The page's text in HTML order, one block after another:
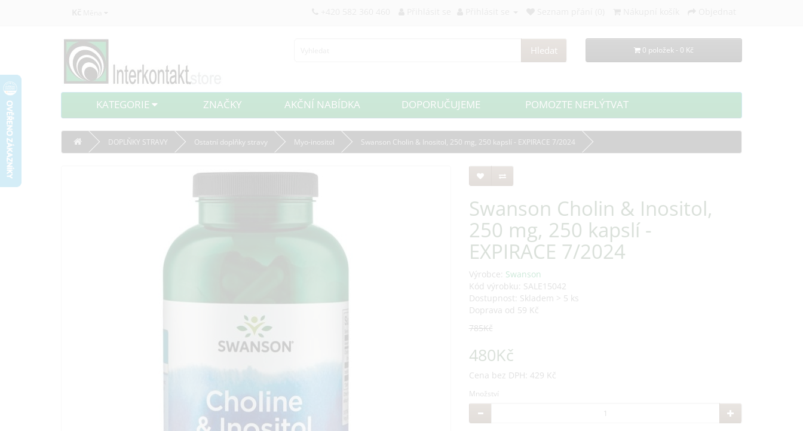
Kč Měna +420 582 360 460 Přihlásit se Přihlásit se Seznam přání (0) Objednat
Hledat 0 položek - 0 Kč
KATEGORIE ZNAČKY AKČNÍ NABÍDKA DOPORUČUJEME POMOZTE NEPLÝTVAT
DOPLŇKY STRAVY Ostatní doplňky stravy Myo-inositol Swanson Cholin & Inositol, 250 mg, 250 kapslí - EXPIRACE 7/2024
Swanson Cholin & Inositol,
250 mg, 250 kapslí -
EXPIRACE 7/2024
Výrobce: Swanson
Kód výrobku: SALE15042
Dostupnost: Skladem > 5 ks
Doprava od 59 Kč
785Kč
480Kč
Cena bez DPH: 429 Kč
Množství